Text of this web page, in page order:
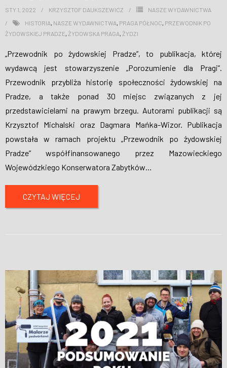
STY 1, 2022 KRZYSZTOF DAUKSZEWICZ
NASZE WYDAWNICTWA
HISTORIA, NASZE WYDAWNICTWA, PRAGA PÓŁNOC, PRZEWODNIK PO
ŻYDOWSKIEJ PRADZE, ŻYDOWSKA PRAGA, ŻYDZI
„Przewodnik po żydowskiej Pradze”, to publikacja, której
wydawcą jest stowarzyszenie „Porozumienie dla Pragi”.
Przewodnik przybliża historię społeczności żydowskiej na
Pradze, a także ponad 30 miejsc związanych z jej
przedstawicielami na prawym brzegu. Autorami publikacji są
Krzysztof Michalski oraz Dagmara Mańka-Wizor. Publikacja
powstała w ramach projektu „Przewodnik po żydowskiej
Pradze” współfinansowanego przez Mazowieckiego
Wojewódzkiego Konserwatora Zabytków…
CZYTAJ WIĘCEJ